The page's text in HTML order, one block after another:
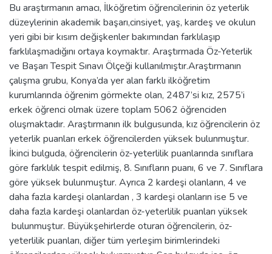
Bu araştırmanın amacı, İlköğretim öğrencilerinin öz yeterlik
düzeylerinin akademik başarı,cinsiyet, yaş, kardeş ve okulun
yeri gibi bir kısım değişkenler bakımından farklılaşıp
farklılaşmadığını ortaya koymaktır. Araştırmada Öz-Yeterlik
ve Başarı Tespit Sınavı Ölçeği kullanılmıştır.Araştırmanın
çalışma grubu, Konya’da yer alan farklı ilköğretim
kurumlarında öğrenim görmekte olan, 2487’si kız, 2575’i
erkek öğrenci olmak üzere toplam 5062 öğrenciden
oluşmaktadır. Araştırmanın ilk bulgusunda, kız öğrencilerin öz
yeterlik puanları erkek öğrencilerden yüksek bulunmuştur.
İkinci bulguda, öğrencilerin öz-yeterlilik puanlarında sınıflara
göre farklılık tespit edilmiş, 8. Sınıfların puanı, 6 ve 7. Sınıflara
göre yüksek bulunmuştur. Ayrıca 2 kardeşi olanların, 4 ve
daha fazla kardeşi olanlardan , 3 kardeşi olanların ise 5 ve
daha fazla kardeşi olanlardan öz-yeterlilik puanları yüksek
bulunmuştur. Büyükşehirlerde oturan öğrencilerin, öz-
yeterlilik puanları, diğer tüm yerleşim birimlerindeki